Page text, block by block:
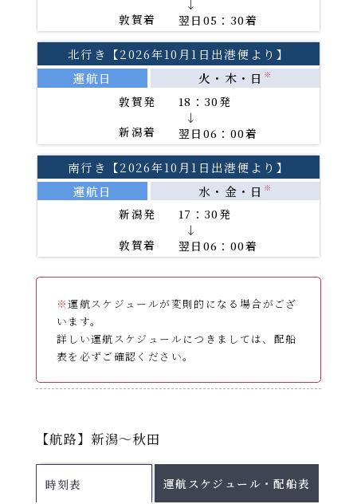
敦賀着
→
翌日05：30着
北行き【2026年10月1日出港便より】
運航日
火・木・日 ※
敦賀発
新潟着
18：30発
→
翌日06：00着
南行き【2026年10月1日出港便より】
運航日
水・金・日 ※
新潟発
敦賀着
17：30発
→
翌日06：00着
※運航スケジュールが変則的になる場合がござ
います。
詳しい運航スケジュールにつきましては、配船
表を必ずご確認ください。
PDF
【航路】新潟～秋田
時刻表 運航スケジュール・配船表